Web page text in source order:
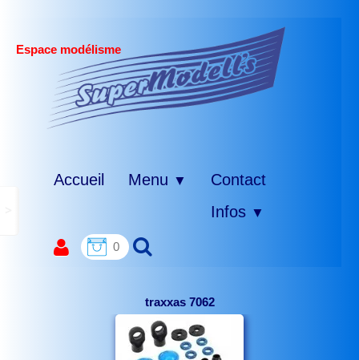
Espace modélisme
Accueil Menu ▼
Contact
Infos ▼
0
traxxas 7062